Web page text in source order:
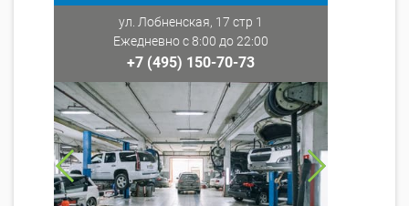
ул. Лобненская, 17 стр 1
Ежедневно с 8:00 до 22:00
+7 (495) 150-70-73